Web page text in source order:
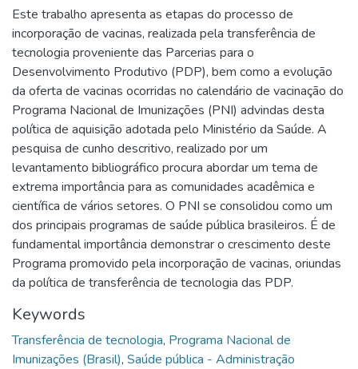
Este trabalho apresenta as etapas do processo de
incorporação de vacinas, realizada pela transferência de
tecnologia proveniente das Parcerias para o
Desenvolvimento Produtivo (PDP), bem como a evolução
da oferta de vacinas ocorridas no calendário de vacinação do
Programa Nacional de Imunizações (PNI) advindas desta
política de aquisição adotada pelo Ministério da Saúde. A
pesquisa de cunho descritivo, realizado por um
levantamento bibliográfico procura abordar um tema de
extrema importância para as comunidades acadêmica e
científica de vários setores. O PNI se consolidou como um
dos principais programas de saúde pública brasileiros. É de
fundamental importância demonstrar o crescimento deste
Programa promovido pela incorporação de vacinas, oriundas
da política de transferência de tecnologia das PDP.
Keywords
Transferência de tecnologia, Programa Nacional de
Imunizações (Brasil), Saúde pública - Administração